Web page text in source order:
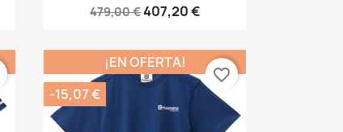
479,00 €407,20 €
¡EN OFERTA!
-15,07 €
favorite_border